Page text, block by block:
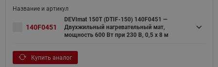
140F0451
DEVImat 150T (DTIF-150) 140F0451 —
Двухжильный нагревательный мат,
мощность 600 Вт при 230 В, 0,5 х 8 м
Купить аналог